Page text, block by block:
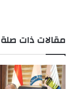
مقالات ذات صلة